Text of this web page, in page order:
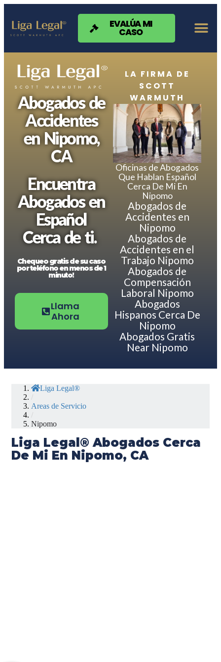
Nota:
sitio
web
accesibilidad.
EVALÚA MI
CASO
Abogados de
Accidentes
en Nipomo,
CA
Encuentra
Abogados en
Español
Cerca de ti.
Chequeo gratis de su caso
por teléfono en menos de 1
minuto!
Llama
Ahora
LA FIRMA DE
SCOTT
WARMUTH
Oficinas de Abogados
Que Hablan Español
Cerca De Mi En
Nipomo
Abogados de
Accidentes en
Nipomo
Abogados de
Accidentes en el
Trabajo Nipomo
Abogados de
Compensación
Laboral Nipomo
Abogados
Hispanos Cerca De
Nipomo
Abogados Gratis
Near Nipomo
Liga Legal®
/
Areas de Servicio
/
Nipomo
Liga Legal® Abogados Cerca
De Mi En Nipomo, CA